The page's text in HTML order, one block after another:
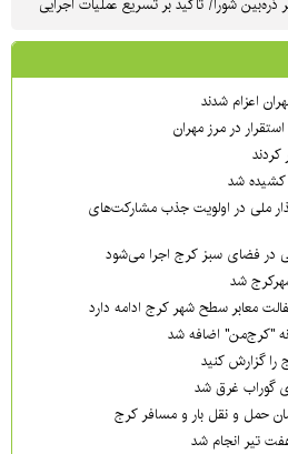
ذره‌بین شورا/ تأکید بر تسریع عملیات اجرایی
اعزام شدند
در مرز مهران
ملی در اولویت‌ جذب مشارکت‌های
در فضای سبز کرج اجرا می‌شود
شد
معابر سطح شهر کرج ادامه دارد
"کرج‌من" اضافه شد
گزارش کنید
حمل و نقل بار و مسافر کرج
تیر انجام شد